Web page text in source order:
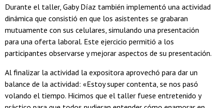
Durante el taller, Gaby Díaz también implementó una actividad
dinámica que consistió en que los asistentes se grabaran
mutuamente con sus celulares, simulando una presentación
para una oferta laboral. Este ejercicio permitió a los
participantes observarse y mejorar aspectos de su presentación.
Al finalizar la actividad la expositora aprovechó para dar un
balance de la actividad: «Estoy super contenta, se nos pasó
volando el tiempo. Hicimos que el taller fuese entretenido y